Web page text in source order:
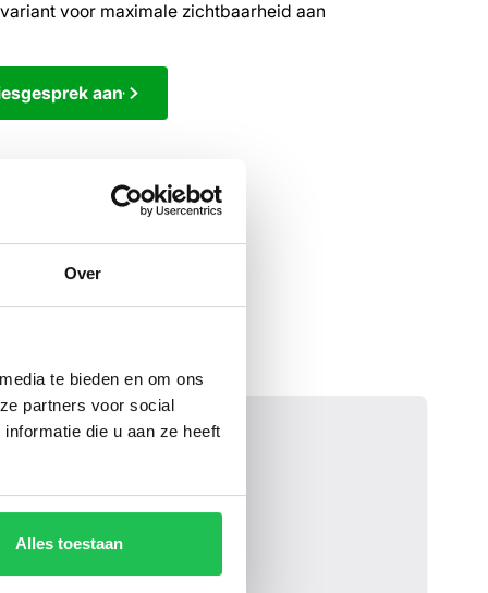
Over
te bieden en om ons
partners voor social
die u aan ze heeft
Alles toestaan
voor maximale zichtbaarheid aan
aan